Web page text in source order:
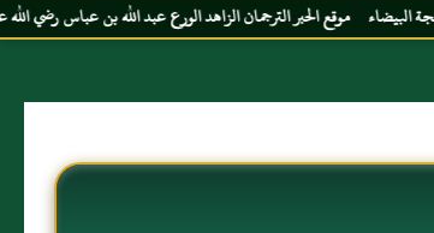
الترجمان الزاهد الورع عبد الله بن عباس رضي الله عنهما